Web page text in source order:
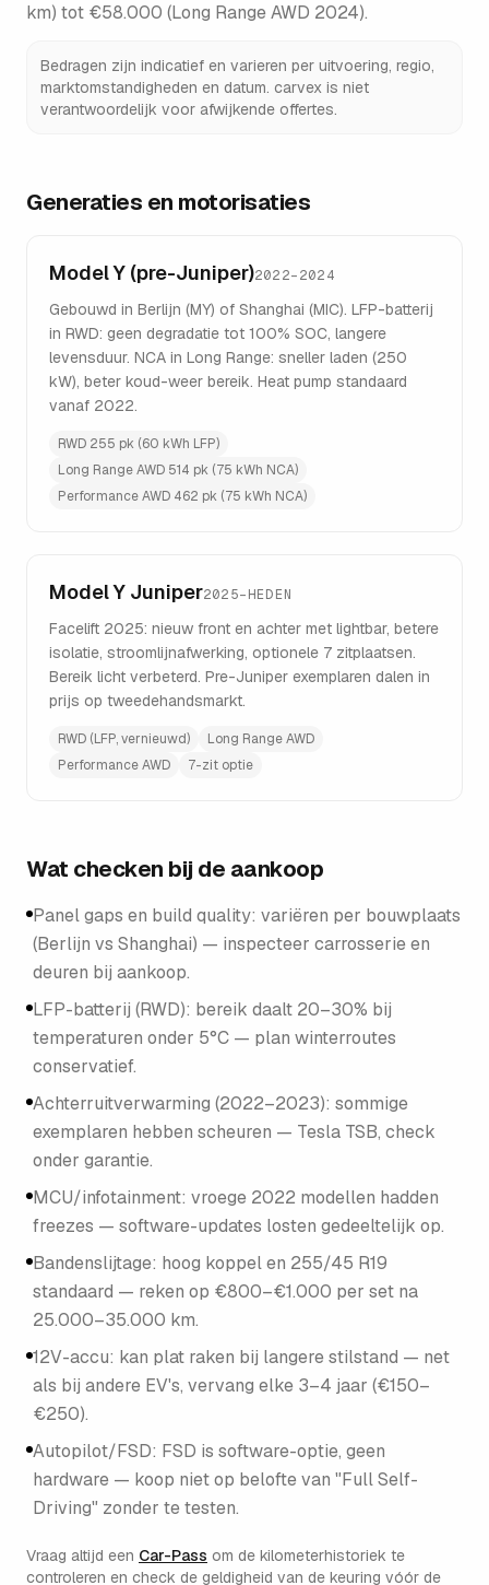
km) tot €58.000 (Long Range AWD 2024).
Bedragen zijn indicatief en varieren per uitvoering, regio,
marktomstandigheden en datum. carvex is niet
verantwoordelijk voor afwijkende offertes.
Generaties en motorisaties
Model Y (pre-Juniper)2022–2024
Gebouwd in Berlijn (MY) of Shanghai (MIC). LFP-batterij
in RWD: geen degradatie tot 100% SOC, langere
levensduur. NCA in Long Range: sneller laden (250
kW), beter koud-weer bereik. Heat pump standaard
vanaf 2022.
RWD 255 pk (60 kWh LFP)
Long Range AWD 514 pk (75 kWh NCA)
Performance AWD 462 pk (75 kWh NCA)
Model Y Juniper2025–HEDEN
Facelift 2025: nieuw front en achter met lightbar, betere
isolatie, stroomlijnafwerking, optionele 7 zitplaatsen.
Bereik licht verbeterd. Pre-Juniper exemplaren dalen in
prijs op tweedehandsmarkt.
RWD (LFP, vernieuwd)
Long Range AWD
Performance AWD
7-zit optie
Wat checken bij de aankoop
Panel gaps en build quality: variëren per bouwplaats
(Berlijn vs Shanghai) — inspecteer carrosserie en
deuren bij aankoop.
LFP-batterij (RWD): bereik daalt 20–30% bij
temperaturen onder 5°C — plan winterroutes
conservatief.
Achterruitverwarming (2022–2023): sommige
exemplaren hebben scheuren — Tesla TSB, check
onder garantie.
MCU/infotainment: vroege 2022 modellen hadden
freezes — software-updates losten gedeeltelijk op.
Bandenslijtage: hoog koppel en 255/45 R19
standaard — reken op €800–€1.000 per set na
25.000–35.000 km.
12V-accu: kan plat raken bij langere stilstand — net
als bij andere EV's, vervang elke 3–4 jaar (€150–
€250).
Autopilot/FSD: FSD is software-optie, geen
hardware — koop niet op belofte van "Full Self-
Driving" zonder te testen.
Vraag altijd een Car-Pass om de kilometerhistoriek te
controleren en check de geldigheid van de keuring vóór de